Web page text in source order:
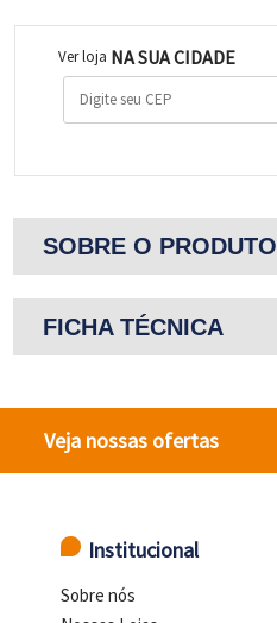
Ver loja NA SUA CIDADE
SOBRE O PRODUTO
FICHA TÉCNICA
Veja nossas ofertas
Institucional
Sobre nós